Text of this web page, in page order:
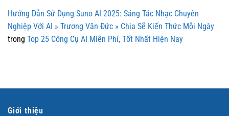
Hướng Dẫn Sử Dụng Suno AI 2025: Sáng Tác Nhạc Chuyên
Nghiệp Với AI » Trương Văn Đức » Chia Sẽ Kiến Thức Mỗi Ngày
trong Top 25 Công Cụ AI Miễn Phí, Tốt Nhất Hiện Nay
Giới thiệu